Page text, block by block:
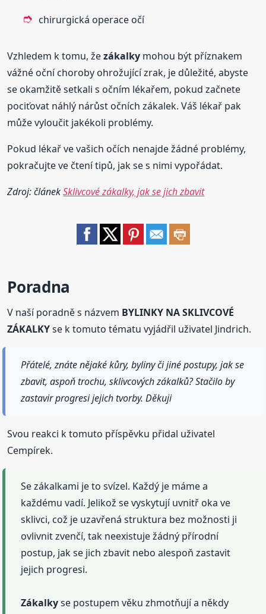
chirurgická operace očí
Vzhledem k tomu, žezákalky mohou být příznakem
vážné oční choroby ohrožující zrak, je důležité, abyste
se okamžitě setkali s očním lékařem, pokud začnete
pociťovat náhlý nárůst očních zákalek. Váš lékař pak
může vyloučit jakékoli problémy.
Pokud lékař ve vašich očích nenajde žádné problémy,
pokračujte ve čtení tipů, jak se s nimi vypořádat.
Zdroj: článekSklivcové zákalky, jak se jich zbavit
Poradna
V naší poradně s názvem BYLINKY NA SKLIVCOVÉ
ZÁKALKYse k tomuto tématu vyjádřil uživatel Jindrich.
Přátelé, znáte nějaké kůry, byliny či jiné postupy, jak se
zbavit, aspoň trochu, sklivcových zákalků? Stačilo by
zastavir progresi jejich tvorby. Děkuji
Svou reakci k tomuto příspěvku přidal uživatel
Cempírek.
Se zákalkami je to svízel. Každý je máme a
každému vadí. Jelikož se vyskytují uvnitř oka ve
sklivci, což je uzavřená struktura bez možnosti ji
ovlivnit zvenčí, tak neexistuje žádný přírodní
postup, jak se jich zbavit nebo alespoň zastavit
jejich progresi.
Zákalkyse postupem věku zhmotňují a někdy